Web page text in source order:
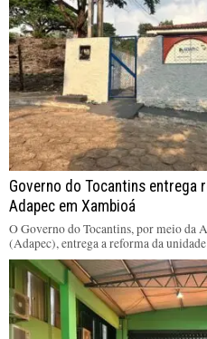
Governo do Tocantins entrega
Adapec em Xambioá
O Governo do Tocantins, por meio da
(Adapec), entrega a reforma da